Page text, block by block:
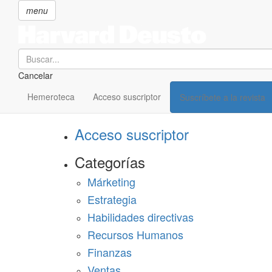
menu
Search
Cancelar
Hemeroteca Acceso suscriptor Suscríbete a la revista
SECCIONES
Suscríbete a Harvard Deusto
Acceso suscriptor
Categorías
Márketing
Estrategia
Habilidades directivas
Recursos Humanos
Finanzas